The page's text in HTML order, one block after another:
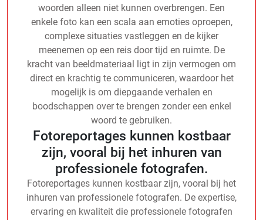
woorden alleen niet kunnen overbrengen. Een
enkele foto kan een scala aan emoties oproepen,
complexe situaties vastleggen en de kijker
meenemen op een reis door tijd en ruimte. De
kracht van beeldmateriaal ligt in zijn vermogen om
direct en krachtig te communiceren, waardoor het
mogelijk is om diepgaande verhalen en
boodschappen over te brengen zonder een enkel
woord te gebruiken.
Fotoreportages kunnen kostbaar
zijn, vooral bij het inhuren van
professionele fotografen.
Fotoreportages kunnen kostbaar zijn, vooral bij het
inhuren van professionele fotografen. De expertise,
ervaring en kwaliteit die professionele fotografen